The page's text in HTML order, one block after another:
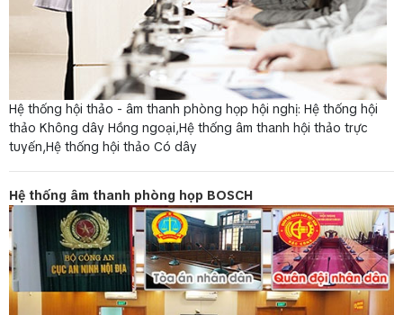
Hệ thống hội thảo - âm thanh phòng họp hội nghị: Hệ thống hội
thảo Không dây Hồng ngoại,Hệ thống âm thanh hội thảo trực
tuyến,Hệ thống hội thảo Có dây
Hệ thống âm thanh phòng họp BOSCH